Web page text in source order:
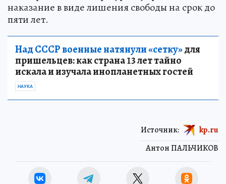
наказание в виде лишения свободы на срок до
пяти лет.
Над СССР военные натянули «сетку»для
пришельцев: как страна 13 лет тайно
искала и изучала инопланетных гостей
НАУКА
Антон ПАЛЬЧИКОВ
Источник: kp.ru